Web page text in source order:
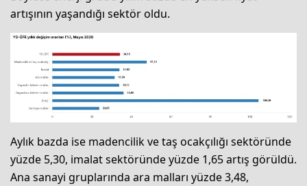
artışının yaşandığı sektör oldu.
Aylık bazda ise madencilik ve taş ocakçılığı sektöründe
yüzde 5,30, imalat sektöründe yüzde 1,65 artış görüldü.
Ana sanayi gruplarında ara malları yüzde 3,48,